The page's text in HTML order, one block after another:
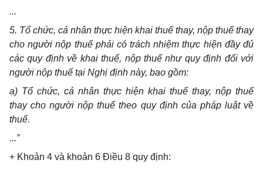
...
5. Tổ chức, cá nhân thực hiện khai thuế thay, nộp thuế thay
cho người nộp thuế phải có trách nhiệm thực hiện đầy đủ
các quy định về khai thuế, nộp thuế như quy định đối với
người nộp thuế tại Nghị định này, bao gồm:
a) Tổ chức, cá nhân thực hiện khai thuế thay, nộp thuế
thay cho người nộp thuế theo quy định của pháp luật về
thuế.
...”
+ Khoản 4 và khoản 6 Điều 8 quy định: